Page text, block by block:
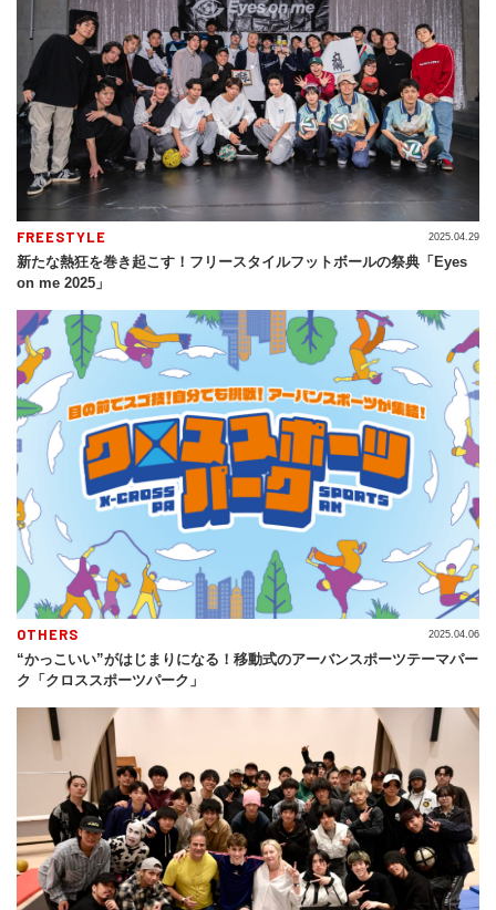
FREESTYLE
新たな熱狂を巻き起こす！フリースタイルフットボールの祭典「Eyes
on me 2025」
2025.04.29
OTHERS
“かっこいい”がはじまりになる！移動式のアーバンスポーツテーマパー
ク「クロススポーツパーク」
2025.04.06